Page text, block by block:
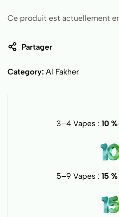
Ce produit est actuellement
Partager
Category: Al Fakher
3–4 Vapes : 10
5–9 Vapes : 15